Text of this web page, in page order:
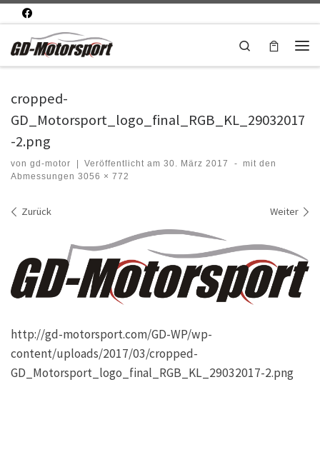
Zum Inhalt springen
Search
cropped-
GD_Motorsport_logo_final_RGB_KL_29032017
-2.png
von gd-motor | Veröffentlicht am30. März 2017 - mit den
Abmessungen 3056 × 772
Bilder Navigation
Zurück Weiter
http://gd-motorsport.com/GD-WP/wp-
content/uploads/2017/03/cropped-
GD_Motorsport_logo_final_RGB_KL_29032017-2.png